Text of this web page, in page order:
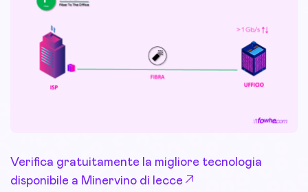
Verifica gratuitamente la migliore tecnologia
disponibile a Minervino di lecce